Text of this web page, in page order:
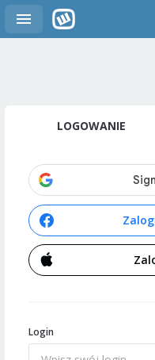
LOGOWANIE
Login